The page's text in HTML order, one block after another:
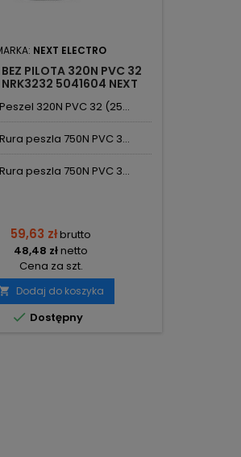
NEXT ELECTRO
BEZ PILOTA 320N PVC 32
5041604 NEXT
Peszel 320N PVC 32 (25...
Rura peszla 750N PVC 3...
Rura peszla 750N PVC 3...
59,63 złbrutto
48,48 złnetto
Cena za szt.
 Dodaj do koszyka
 Dostępny